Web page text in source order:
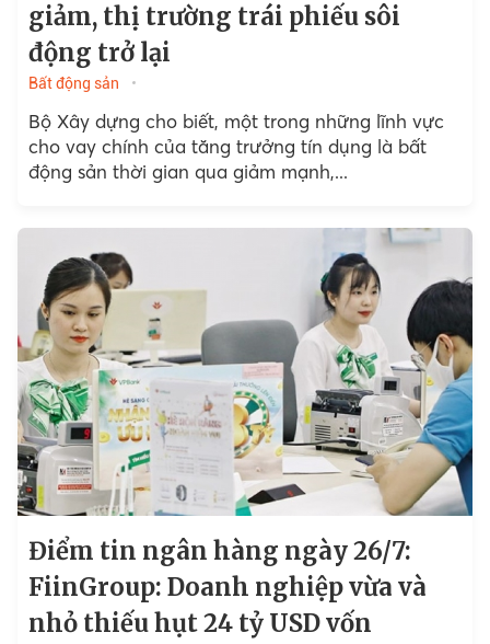
giảm, thị trường trái phiếu sôi
động trở lại
Bất động sản
Bộ Xây dựng cho biết, một trong những lĩnh vực
cho vay chính của tăng trưởng tín dụng là bất
động sản thời gian qua giảm mạnh,...
Điểm tin ngân hàng ngày 26/7:
FiinGroup: Doanh nghiệp vừa và
nhỏ thiếu hụt 24 tỷ USD vốn